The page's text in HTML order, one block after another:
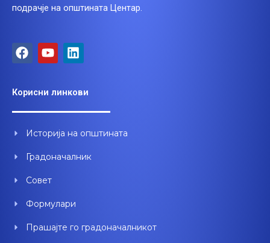
подрачје на општината Центар.
F
a
b
o
k
Y
o
u
b
L
i
e
d
n
Корисни линкови
Историја на општината
Градоначалник
Совет
Формулари
Прашајте го градоначалникот